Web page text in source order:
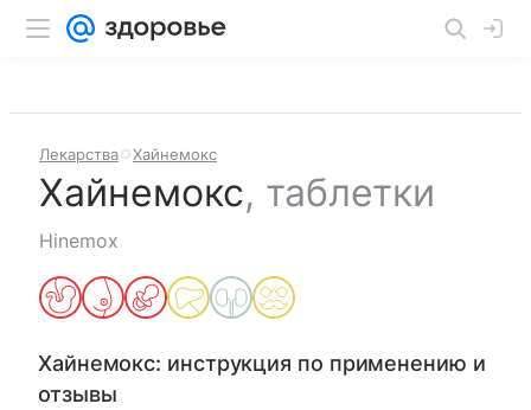
Лекарства Хайнемокс
Хайнемокс, таблетки
Hinemox
Хайнемокс: инструкция по применению и
отзывы